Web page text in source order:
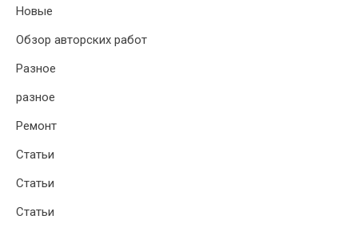
Новые
Обзор авторских работ
Разное
разное
Ремонт
Статьи
Статьи
Статьи